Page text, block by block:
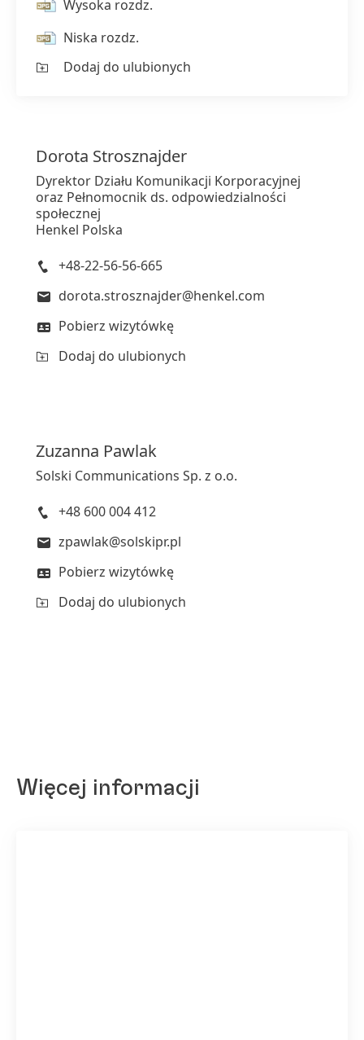
Wysoka rozdz.
Niska rozdz.
Dodaj do ulubionych
Dorota Strosznajder
Dyrektor Działu Komunikacji Korporacyjnej
oraz Pełnomocnik ds. odpowiedzialności
społecznej
Henkel Polska
+48-22-56-56-665
dorota.strosznajder@henkel.com
Pobierz wizytówkę
Dodaj do ulubionych
Zuzanna Pawlak
Solski Communications Sp. z o.o.
+48 600 004 412
zpawlak@solskipr.pl
Pobierz wizytówkę
Dodaj do ulubionych
Więcej informacji